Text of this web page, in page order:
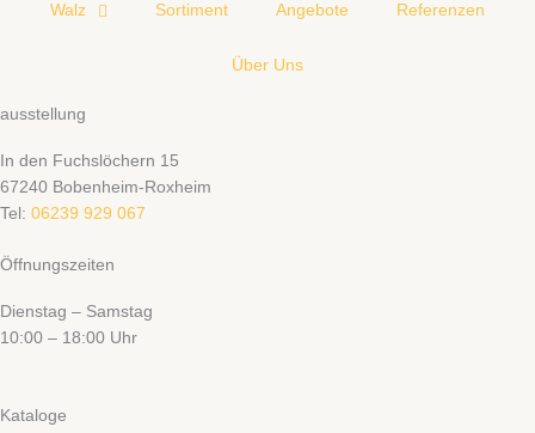
Walz Sortiment Angebote Referenzen
Über Uns
ausstellung
In den Fuchslöchern 15
67240 Bobenheim-Roxheim
Tel: 06239 929 067
Öffnungszeiten
Dienstag – Samstag
10:00 – 18:00 Uhr
Kataloge